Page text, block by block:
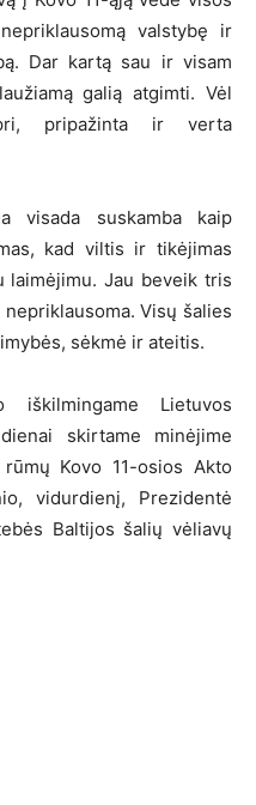
valstybę ir
Dar kartą sau ir visam
galią atgimti. Vėl
pripažinta ir verta
visada suskamba kaip
kad viltis ir tikėjimas
laimėjimu. Jau beveik tris
Visų šalies
sėkmė ir ateitis.
iškilmingame Lietuvos
skirtame minėjime
Kovo 11-osios Akto
vidurdienį, Prezidentė
Baltijos šalių vėliavų